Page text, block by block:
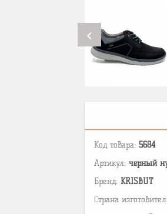
chevron_left
Код товара: 5684
Артикул: черный
Бренд: KRISBUT
Страна